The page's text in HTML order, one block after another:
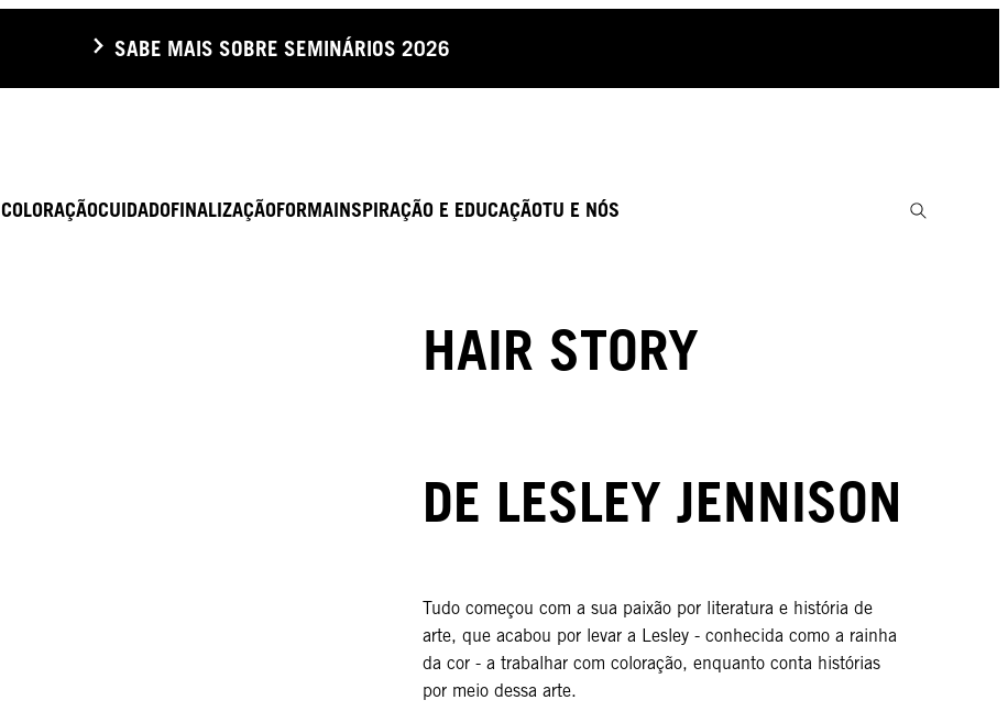
SABE MAIS SOBRE SEMINÁRIOS 2026
COLORAÇÃOCUIDADOFINALIZAÇÃOFORMAINSPIRAÇÃO E EDUCAÇÃOTU E NÓS
HAIR STORY
DE LESLEY JENNISON
Tudo começou com a sua paixão por literatura e história de
arte, que acabou por levar a Lesley - conhecida como a rainha
da cor - a trabalhar com coloração, enquanto conta histórias
por meio dessa arte.